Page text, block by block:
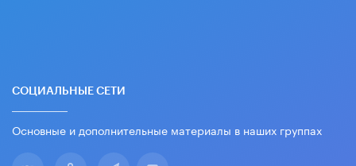
СОЦИАЛЬНЫЕ СЕТИ
Основные и дополнительные материалы в наших группах